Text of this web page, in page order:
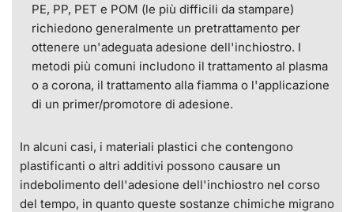
PE, PP, PET e POM (le più difficili da stampare)
richiedono generalmente un pretrattamento per
ottenere un'adeguata adesione dell'inchiostro. I
metodi più comuni includono il trattamento al plasma
o a corona, il trattamento alla fiamma o l'applicazione
di un primer/promotore di adesione.
In alcuni casi, i materiali plastici che contengono
plastificanti o altri additivi possono causare un
indebolimento dell'adesione dell'inchiostro nel corso
del tempo, in quanto queste sostanze chimiche migrano